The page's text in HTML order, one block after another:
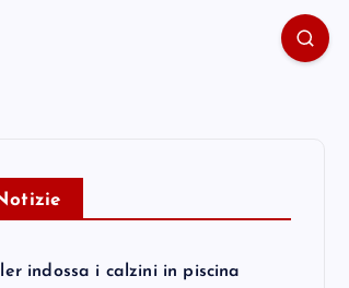
indossa i calzini in piscina